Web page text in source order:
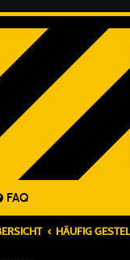
FAQ
HÄUFIG